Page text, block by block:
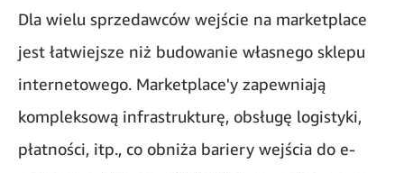
Dla wielu sprzedawców wejście na marketplace
jest łatwiejsze niż budowanie własnego sklepu
internetowego. Marketplace'y zapewniają
kompleksową infrastrukturę, obsługę logistyki,
płatności, itp., co obniża bariery wejścia do e-